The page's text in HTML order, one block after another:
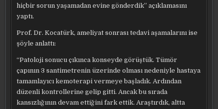
hiçbir sorun yaşamadan evine gönderdik” açıklamasını
yaptı.
Prof. Dr. Kocatürk, ameliyat sonrası tedavi aşamalarını ise
şöyle anlattı:
“Patoloji sonucu çıkınca konseyde görüştük. Tümör
çapının 3 santimetrenin üzerinde olması nedeniyle hastaya
tamamlayıcı kemoterapi vermeye başladık. Ardından
düzenli kontrollerine gelip gitti. Ancak bu sırada
kansızlığının devam ettiğini fark ettik. Araştırdık, altta